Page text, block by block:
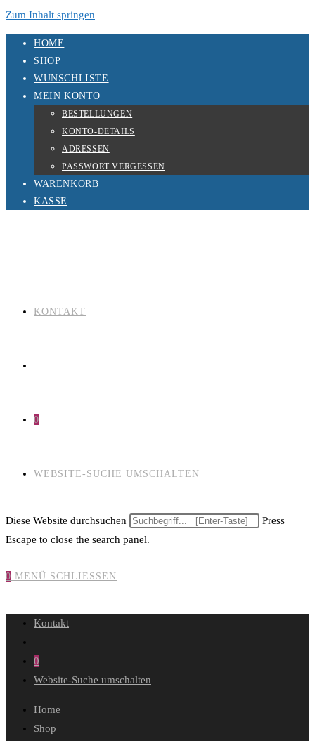
Zum Inhalt springen
HOME
SHOP
WUNSCHLISTE
MEIN KONTO
BESTELLUNGEN
KONTO-DETAILS
ADRESSEN
PASSWORT VERGESSEN
WARENKORB
KASSE
KONTAKT
0
WEBSITE-SUCHE UMSCHALTEN
Diese Website durchsuchen
Press
Escape to close the search panel.
0 MENÜ SCHLIESSEN
Kontakt
0
Website-Suche umschalten
Home
Shop